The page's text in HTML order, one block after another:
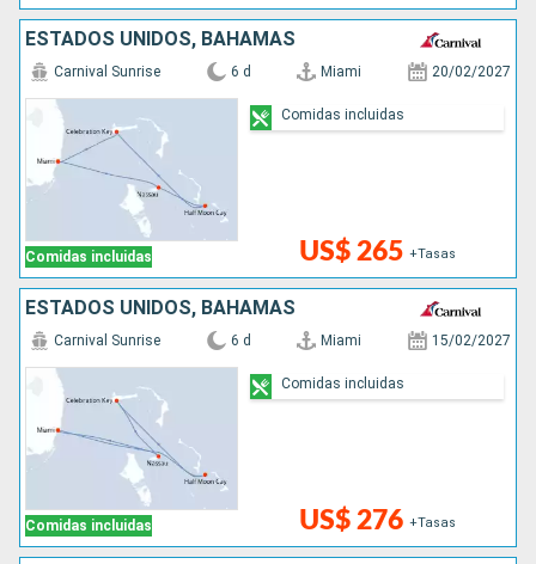
ESTADOS UNIDOS, BAHAMAS
Comidas incluidas
Carnival Sunrise 6 d Miami 20/02/2027
US$ 265 +Tasas
Comidas incluidas
ESTADOS UNIDOS, BAHAMAS
Comidas incluidas
Carnival Sunrise 6 d Miami 15/02/2027
US$ 276 +Tasas
Comidas incluidas